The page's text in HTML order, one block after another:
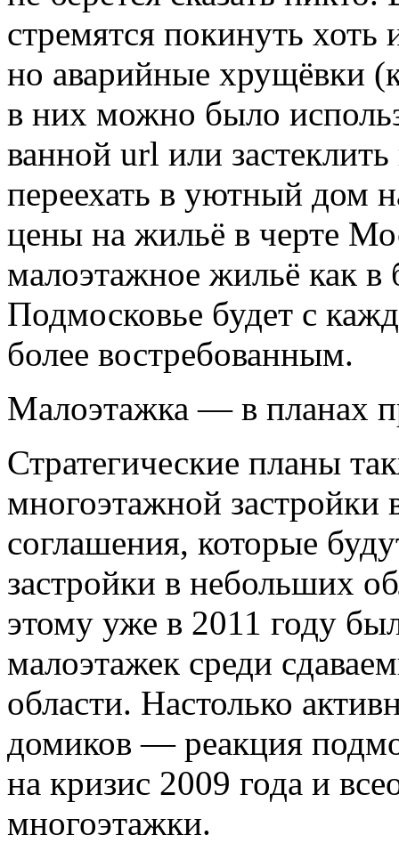
стремятся покинуть хоть
но аварийные хрущёвки
в них можно было
ванной url или
переехать в уютный дом
цены на жильё в черте
малоэтажное жильё как
Подмосковье будет с
более востребованным.
Малоэтажка — в планах
Стратегические планы
многоэтажной застройки
соглашения, которые
застройки в небольших
этому уже в 2011 году
малоэтажек среди
области. Настолько
домиков — реакция
на кризис 2009 года и
многоэтажки.